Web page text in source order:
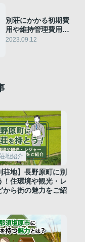
別荘にかかる初期費
用や維持管理費用と
は？特殊な費用につ
2023.09.12
地紹介
荘地】長野原町に別
！住環境や観光・レ
から街の魅力をご紹